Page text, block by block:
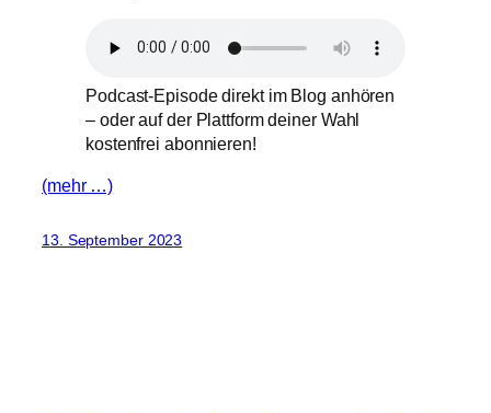
Podcast-Episode direkt im Blog anhören
– oder auf der Plattform deiner Wahl
kostenfrei abonnieren!
(mehr …)
13. September 2023